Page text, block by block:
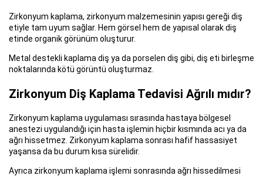
Zirkonyum kaplama, zirkonyum malzemesinin yapısı gereği diş
etiyle tam uyum sağlar. Hem görsel hem de yapısal olarak diş
etinde organik görünüm oluşturur.
Metal destekli kaplama diş ya da porselen diş gibi, diş eti birleşme
noktalarında kötü görüntü oluşturmaz.
Zirkonyum Diş Kaplama Tedavisi Ağrılı mıdır?
Zirkonyum kaplama uygulaması sırasında hastaya bölgesel
anestezi uygulandığı için hasta işlemin hiçbir kısmında acı ya da
ağrı hissetmez. Zirkonyum kaplama sonrası hafif hassasiyet
yaşansa da bu durum kısa sürelidir.
Ayrıca zirkonyum kaplama işlemi sonrasında ağrı hissedilmesi